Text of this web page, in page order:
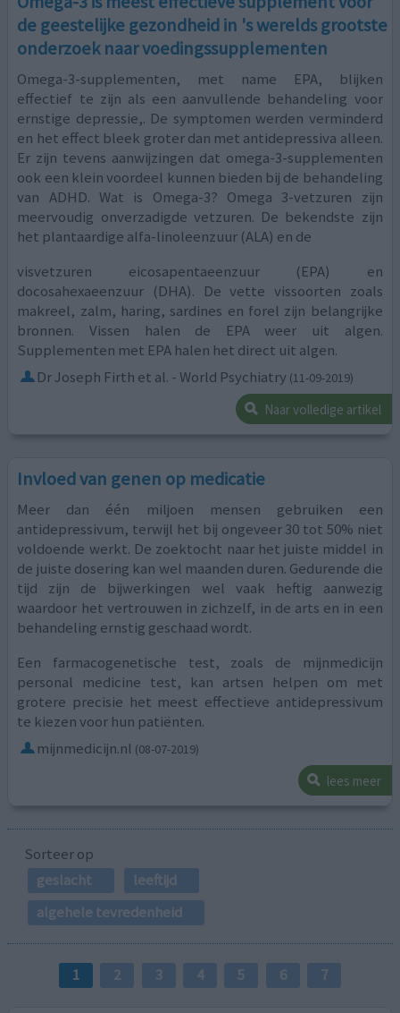
de geestelijke gezondheid in 's werelds grootste
onderzoek naar voedingssupplementen
Omega-3-supplementen, met name EPA, blijken
effectief te zijn als een aanvullende behandeling voor
ernstige depressie,. De symptomen werden verminderd
en het effect bleek groter dan met antidepressiva alleen.
Er zijn tevens aanwijzingen dat omega-3-supplementen
ook een klein voordeel kunnen bieden bij de behandeling
van ADHD. Wat is Omega-3? Omega 3-vetzuren zijn
meervoudig onverzadigde vetzuren. De bekendste zijn
het plantaardige alfa-linoleenzuur (ALA) en de
visvetzuren eicosapentaeenzuur (EPA) en
docosahexaeenzuur (DHA). De vette vissoorten zoals
makreel, zalm, haring, sardines en forel zijn belangrijke
bronnen. Vissen halen de EPA weer uit algen.
Supplementen met EPA halen het direct uit algen.
Dr Joseph Firth et al. - World Psychiatry (11-09-2019)
Naar volledige artikel
Invloed van genen op medicatie
Meer dan één miljoen mensen gebruiken een
antidepressivum, terwijl het bij ongeveer 30 tot 50% niet
voldoende werkt. De zoektocht naar het juiste middel in
de juiste dosering kan wel maanden duren. Gedurende die
tijd zijn de bijwerkingen wel vaak heftig aanwezig
waardoor het vertrouwen in zichzelf, in de arts en in een
behandeling ernstig geschaad wordt.
Een farmacogenetische test, zoals de mijnmedicijn
personal medicine test, kan artsen helpen om met
grotere precisie het meest effectieve antidepressivum
te kiezen voor hun patiënten.
mijnmedicijn.nl (08-07-2019)
lees meer
Sorteer op
geslacht
leeftijd
algehele tevredenheid
1 2 3 4 5 6 7